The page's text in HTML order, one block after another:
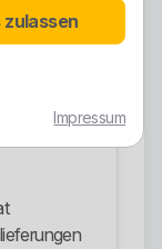
zulassen
Impressum